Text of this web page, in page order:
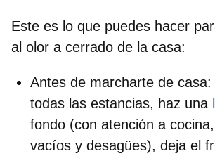
Este es lo que puedes hacer
al olor a cerrado de la casa:
Antes de marcharte de casa:
todas las estancias, haz una
fondo (con atención a
vacíos y desagües), deja el